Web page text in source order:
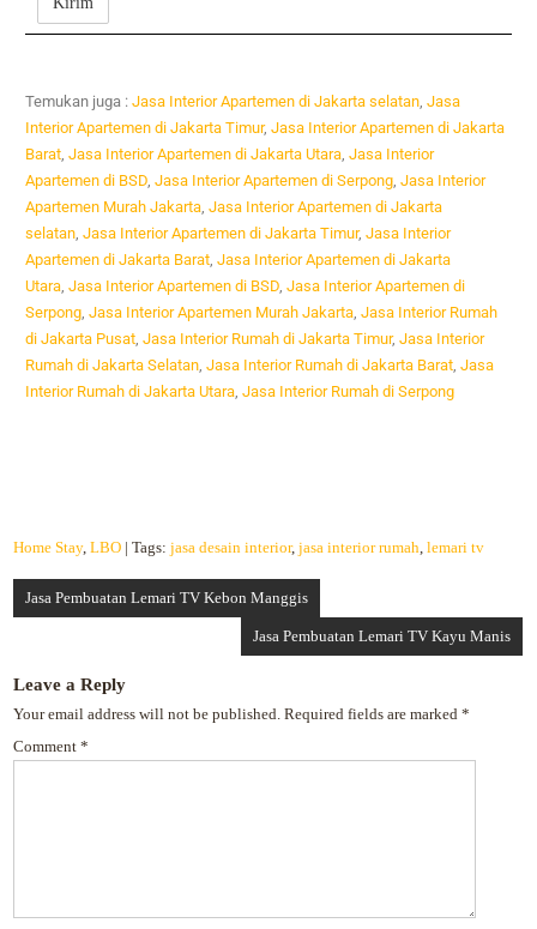
Temukan juga :Jasa Interior Apartemen di Jakarta selatan,Jasa
Interior Apartemen di Jakarta Timur,Jasa Interior Apartemen di Jakarta
Barat,Jasa Interior Apartemen di Jakarta Utara,Jasa Interior
Apartemen di BSD,Jasa Interior Apartemen di Serpong, Jasa Interior
Apartemen Murah Jakarta,Jasa Interior Apartemen di Jakarta
selatan,Jasa Interior Apartemen di Jakarta Timur,Jasa Interior
Apartemen di Jakarta Barat,Jasa Interior Apartemen di Jakarta
Utara,Jasa Interior Apartemen di BSD,Jasa Interior Apartemen di
Serpong, Jasa Interior Apartemen Murah Jakarta,Jasa Interior Rumah
di Jakarta Pusat,Jasa Interior Rumah di Jakarta Timur,Jasa Interior
Rumah di Jakarta Selatan,Jasa Interior Rumah di Jakarta Barat,Jasa
Interior Rumah di Jakarta Utara,Jasa Interior Rumah di Serpong
Home Stay,LBO | Tags:jasa desain interior,jasa interior rumah,lemari tv
Jasa Pembuatan Lemari TV Kebon Manggis
Jasa Pembuatan Lemari TV Kayu Manis
Leave a Reply
Your email address will not be published. Required fields are marked*
Comment*